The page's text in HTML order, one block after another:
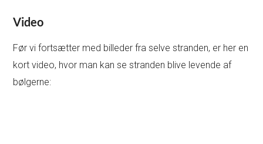
Video
Før vi fortsætter med billeder fra selve stranden, er her en
kort video, hvor man kan se stranden blive levende af
bølgerne: